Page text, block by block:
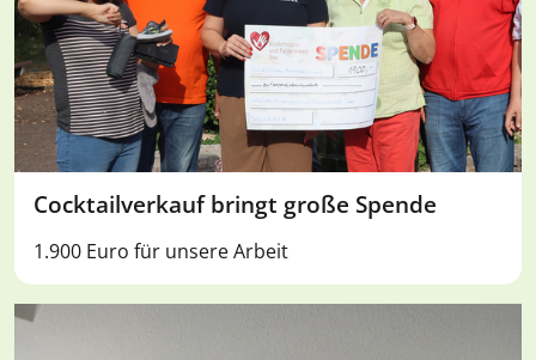
Cocktailverkauf bringt große Spende
1.900 Euro für unsere Arbeit